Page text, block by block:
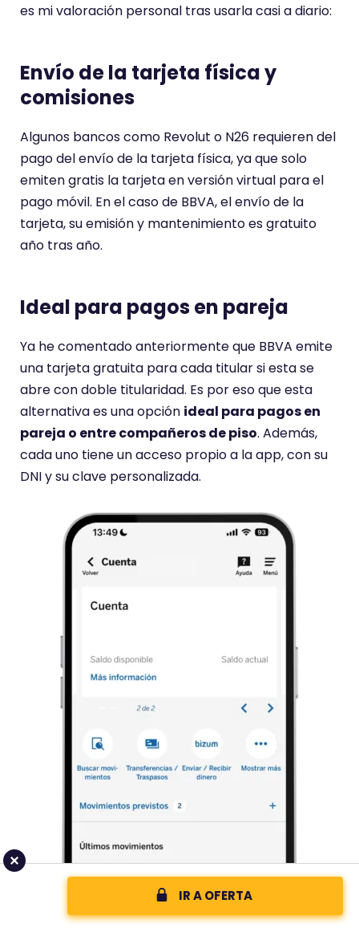
IR A OFERTA
es mi valoración personal tras usarla casi a diario:
Envío de la tarjeta física y
comisiones
Algunos bancos como Revolut o N26 requieren del
pago del envío de la tarjeta física, ya que solo
emiten gratis la tarjeta en versión virtual para el
pago móvil. En el caso de BBVA, el envío de la
tarjeta, su emisión y mantenimiento es gratuito
año tras año.
Ideal para pagos en pareja
Ya he comentado anteriormente que BBVA emite
una tarjeta gratuita para cada titular si esta se
abre con doble titularidad. Es por eso que esta
alternativa es una opción ideal para pagos en
pareja o entre compañeros de piso. Además,
cada uno tiene un acceso propio a la app, con su
DNI y su clave personalizada.